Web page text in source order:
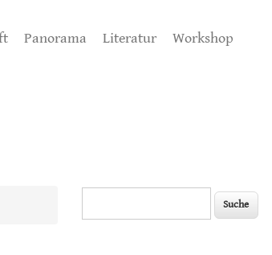
Panorama Literatur Workshop